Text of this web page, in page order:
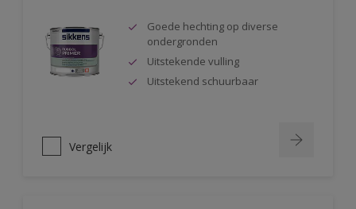
Goede hechting op diverse
ondergronden
Uitstekende vulling
Uitstekend schuurbaar
Vergelijk